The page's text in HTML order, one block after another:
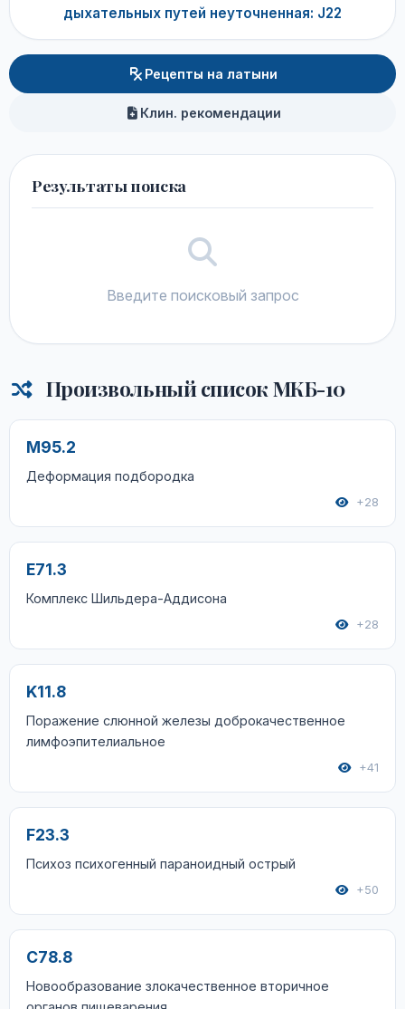
дыхательных путей неуточненная: J22
Рецепты на латыни
Клин. рекомендации
Результаты поиска
Введите поисковый запрос
Произвольный список МКБ-10
M95.2
Деформация подбородка
+28
E71.3
Комплекс Шильдера-Аддисона
+28
K11.8
Поражение слюнной железы доброкачественное
лимфоэпителиальное
+41
F23.3
Психоз психогенный параноидный острый
+50
C78.8
Новообразование злокачественное вторичное